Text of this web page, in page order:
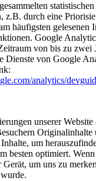
z.B. durch eine
häufigsten gelesenen
Google
von bis zu zwei
Dienste von Google
analytics/
unserer
Originalinhalte
um
besten optimiert.
um uns zu